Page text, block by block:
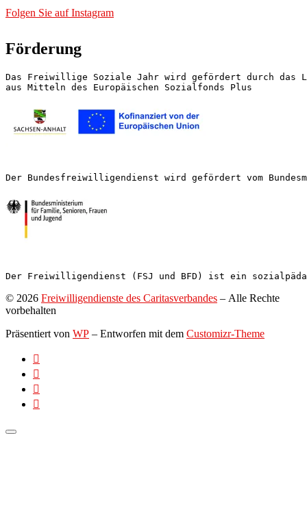
Folgen Sie auf Instagram
Förderung
Das Freiwillige Soziale Jahr wird gefördert durch das
aus Mitteln des Europäischen Sozialfonds Plus
Der Bundesfreiwilligendienst wird gefördert vom
Der Freiwilligendienst (FSJ und BFD) ist ein
© 2026 Freiwilligendienste des Caritasverbandes – Alle Rechte
vorbehalten
Präsentiert von WP – Entworfen mit dem Customizr-Theme